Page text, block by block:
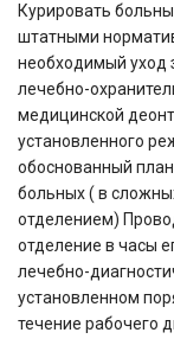
Курировать
штатными
необходимый уход
лечебно-
медицинской
установленного
обоснованный
больных ( в
отделением)
отделение в часы
лечебно-
установленном
течение рабочего